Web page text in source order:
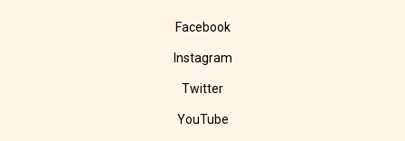
Facebook
Instagram
Twitter
YouTube